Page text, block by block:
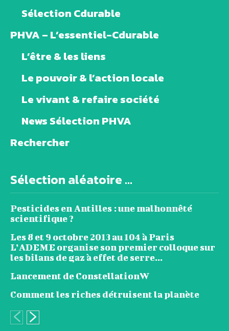
Sélection Cdurable
PHVA – L’essentiel-Cdurable
L’être & les liens
Le pouvoir & l’action locale
Le vivant & refaire société
News Sélection PHVA
Rechercher
Sélection aléatoire ...
Pesticides en Antilles : une malhonnêté
scientifique ?
Les 8 et 9 octobre 2013 au 104 à Paris
L’ADEME organise son premier colloque sur
les bilans de gaz à effet de serre...
Lancement de ConstellationW
Comment les riches détruisent la planète